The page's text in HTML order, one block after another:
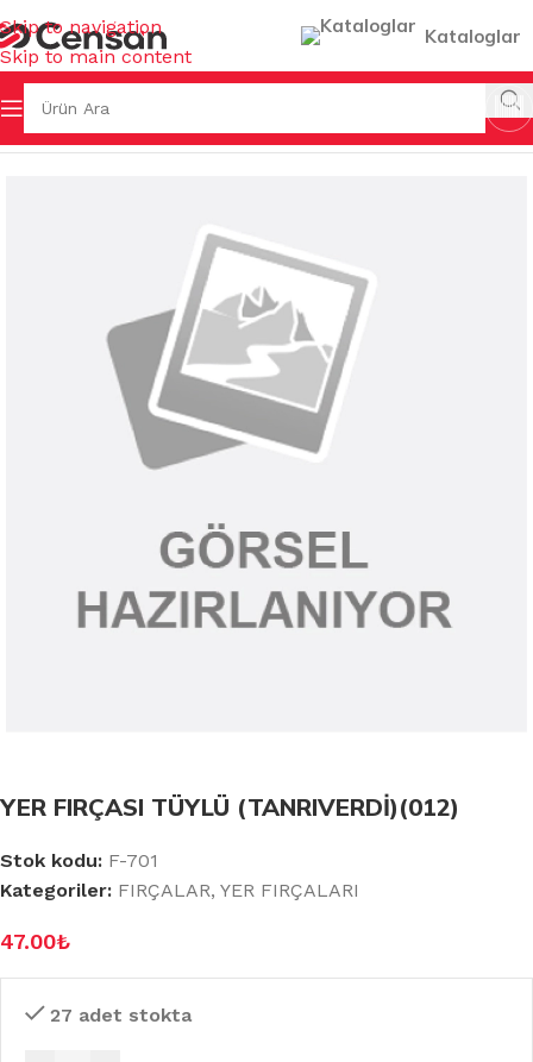
Skip to navigation
Skip to main content
Kataloglar
Ana Sayfa
YER FIRÇASI TÜYLÜ (TANRIVERDİ)(012)
Stok kodu: F-701
Kategoriler: FIRÇALAR, YER FIRÇALARI
47.00₺
27 adet stokta